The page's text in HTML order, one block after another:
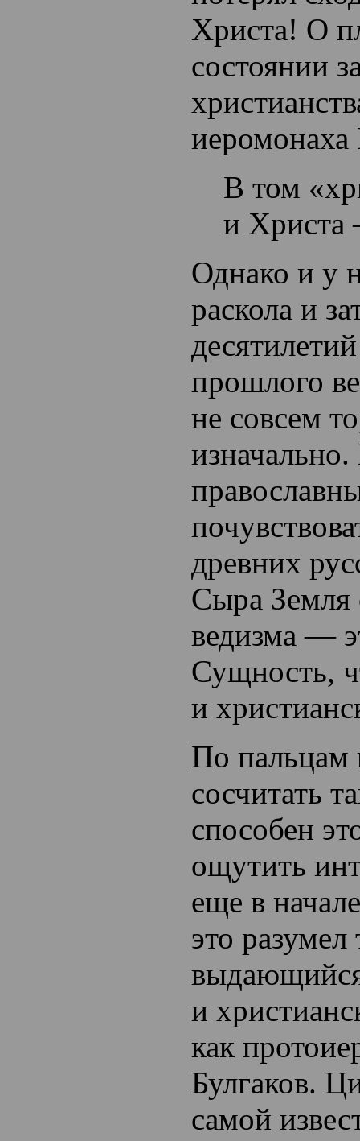
Христа! О
состоянии
иеромонаха
В том
и Христа
Однако и у
раскола и
прошлого
не совсем
древних
Сыра Земля
ведизма —
Сущность,
и
По пальцам
сосчитать
способен
ощутить
еще в
это разумел
и
как
Булгаков.
самой